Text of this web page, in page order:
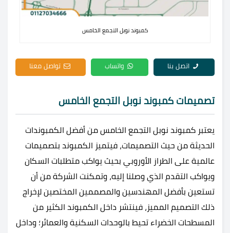
كمبوند نوبل التجمع الخامس
اتصل بنا واتساب تواصل معنا
تصميمات كمبوند نوبل التجمع الخامس
يعتبر كمبوند نوبل التجمع الخامس من أفضل الكمبوندات
الحديثة من حيث التصميمات، فيتميز الكمبوند بتصميمات
عالمية على الطراز الأوروبي بحيث يواكب متطلبات السكان
ويواكب التقدم الذي وصلنا إليه، وتمكنت الشركة من أن
تستعين بأفضل المهندسين والمصممين المختصين لإخراج
ذلك التصميم المميز، فينتشر داخل الكمبوند الكثير من
المسطحات الخضراء تحيط بالوحدات السكنية والعمائر؛ وداخل